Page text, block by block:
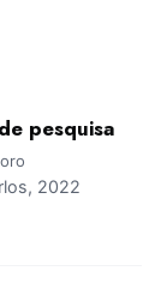
pesquisa
2022